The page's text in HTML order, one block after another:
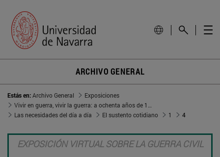
ARCHIVO GENERAL
Estás en:Archivo General
Exposiciones
Las necesidades del día a día
El sustento cotidiano 1 4
EXPOSICIÓN VIRTUAL SOBRE LA GUERRA CIVIL